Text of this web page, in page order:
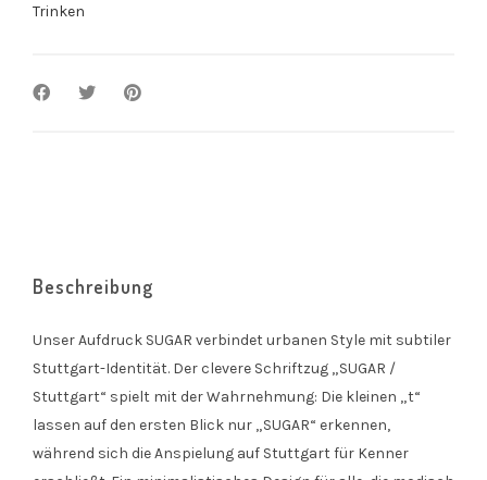
Trinken
Beschreibung
Unser Aufdruck SUGAR verbindet urbanen Style mit subtiler
Stuttgart-Identität. Der clevere Schriftzug „SUGAR /
Stuttgart“ spielt mit der Wahrnehmung: Die kleinen „t“
lassen auf den ersten Blick nur „SUGAR“ erkennen,
während sich die Anspielung auf Stuttgart für Kenner